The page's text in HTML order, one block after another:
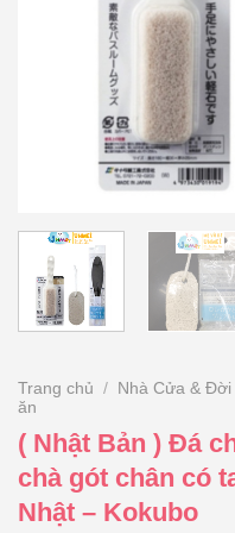
Trang chủ / Nhà Cửa & Đời
ăn
( Nhật Bản ) Đá
chà gót chân có
Nhật – Kokubo